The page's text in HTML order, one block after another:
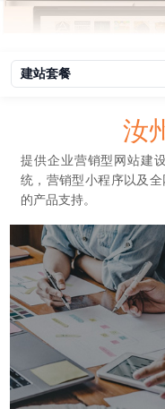
建站套餐
汝
提供企业营销型网站建
统，营销型小程序以及
的产品支持。